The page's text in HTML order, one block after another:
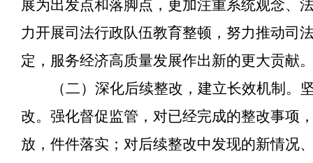
展为出发点和落脚点，更加注重系统观念、
力开展司法行政队伍教育整顿，努力推动司
定，服务经济高质量发展作出新的更大贡献
（二）深化后续整改，建立长效机制
改。强化督促监管，对已经完成的整改事项
放，件件落实；对后续整改中发现的新情况